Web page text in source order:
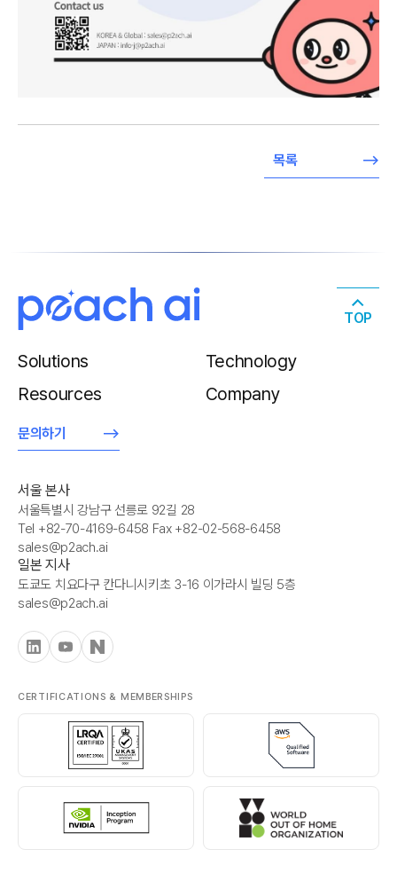
목록
Solutions
Technology
Resources
Company
문의하기
서울 본사
서울특별시 강남구 선릉로 92길 28
Tel +82-70-4169-6458 Fax +82-02-568-6458
sales@p2ach.ai
일본 지사
도쿄도 치요다구 칸다니시키초 3-16 이가라시 빌딩 5층
sales@p2ach.ai
CERTIFICATIONS & MEMBERSHIPS
TOP